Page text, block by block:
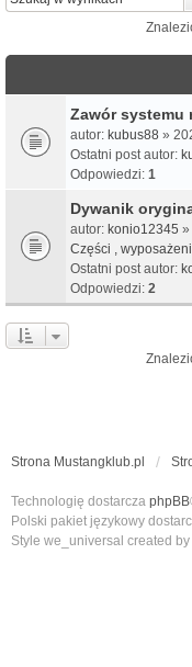
Zawór systemu
autor: kubus88 »
Ostatni post autor:
Odpowiedzi: 1
Dywanik
autor: konio12345 »
Części ,
Ostatni post autor:
Odpowiedzi: 2
Strona Mustangklub.pl
Technologię dostarcza phpBB
Polski pakiet językowy
Style we_universal created by